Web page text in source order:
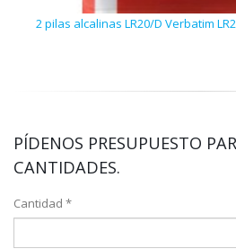
2 pilas alcalinas LR20/D Verbatim
PÍDENOS PRESUPUESTO
CANTIDADES.
Cantidad *